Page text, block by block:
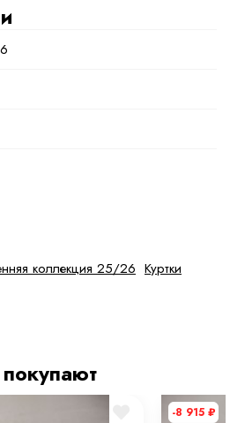
коллекция 25/26 Куртки
-8 915 ₽